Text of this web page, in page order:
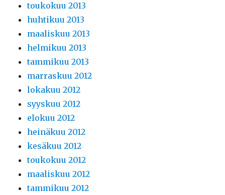
toukokuu 2013
huhtikuu 2013
maaliskuu 2013
helmikuu 2013
tammikuu 2013
marraskuu 2012
lokakuu 2012
syyskuu 2012
elokuu 2012
heinäkuu 2012
kesäkuu 2012
toukokuu 2012
maaliskuu 2012
tammikuu 2012